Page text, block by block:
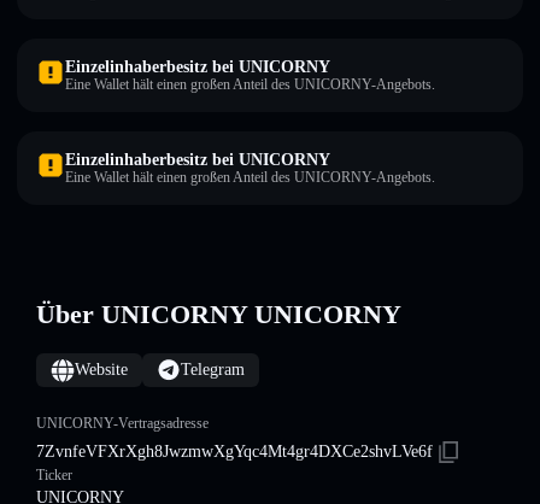
Einzelinhaberbesitz bei UNICORNY
Eine Wallet hält einen großen Anteil des UNICORNY-Angebots.
Einzelinhaberbesitz bei UNICORNY
Eine Wallet hält einen großen Anteil des UNICORNY-Angebots.
Über UNICORNY UNICORNY
Website Telegram
UNICORNY-Vertragsadresse
7ZvnfeVFXrXgh8JwzmwXgYqc4Mt4gr4DXCe2shvLVe6f
Ticker
UNICORNY